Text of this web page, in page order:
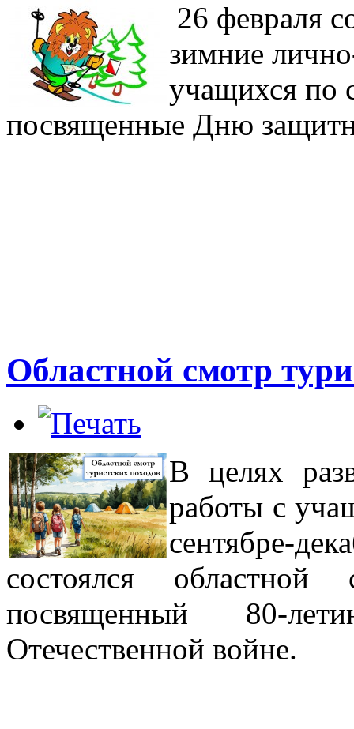
26 февраля
зимние
учащихся по
посвященные Дню
Областной смотр
В целях
работы с
состоялся областной
посвященный 80-
Отечественной войне.